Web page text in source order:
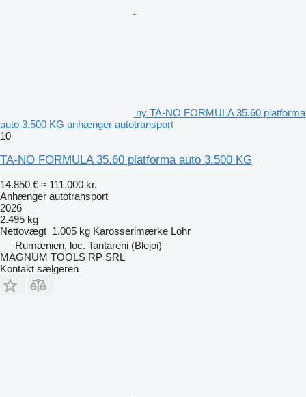
ny TA-NO FORMULA 35.60 platforma
auto 3.500 KG anhænger autotransport
10
TA-NO FORMULA 35.60 platforma auto 3.500 KG
14.850 € ≈ 111.000 kr.
Anhænger autotransport
2026
2.495 kg
Nettovægt 1.005 kg Karosserimærke Lohr
Rumænien, loc. Tantareni (Blejoi)
MAGNUM TOOLS RP SRL
Kontakt sælgeren